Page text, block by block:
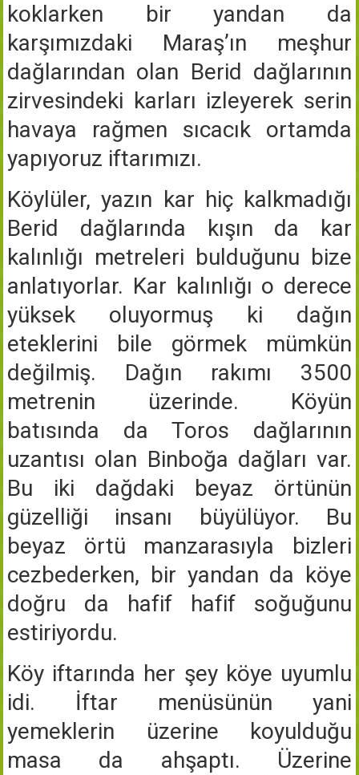
koklarken bir yandan da
karşımızdaki Maraş’ın meşhur
dağlarından olan Berid dağlarının
zirvesindeki karları izleyerek serin
havaya rağmen sıcacık ortamda
yapıyoruz iftarımızı.
Köylüler, yazın kar hiç kalkmadığı
Berid dağlarında kışın da kar
kalınlığı metreleri bulduğunu bize
anlatıyorlar. Kar kalınlığı o derece
yüksek oluyormuş ki dağın
eteklerini bile görmek mümkün
değilmiş. Dağın rakımı 3500
metrenin üzerinde. Köyün
batısında da Toros dağlarının
uzantısı olan Binboğa dağları var.
Bu iki dağdaki beyaz örtünün
güzelliği insanı büyülüyor. Bu
beyaz örtü manzarasıyla bizleri
cezbederken, bir yandan da köye
doğru da hafif hafif soğuğunu
estiriyordu.
Köy iftarında her şey köye uyumlu
idi. İftar menüsünün yani
yemeklerin üzerine koyulduğu
masa da ahşaptı. Üzerine